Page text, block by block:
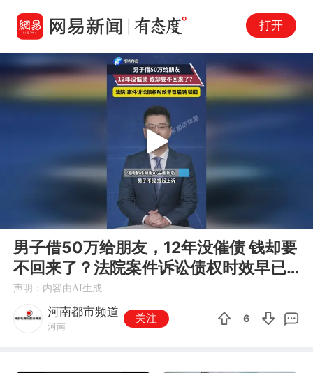
打开
Play
男子借50万给朋友，12年没催债 钱却要
不回来了？法院案件诉讼债权时效早已
届满 驳回
声明：内容由AI生成
河南都市频道
河南
关注 6